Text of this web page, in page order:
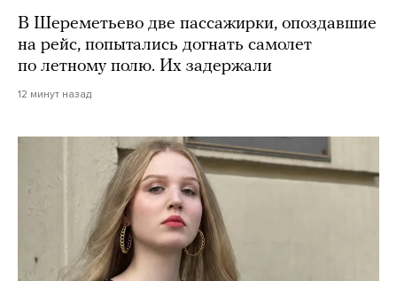
В Шереметьево две пассажирки, опоздавшие
на рейс, попытались догнать самолет
по летному полю. Их задержали
12 минут назад